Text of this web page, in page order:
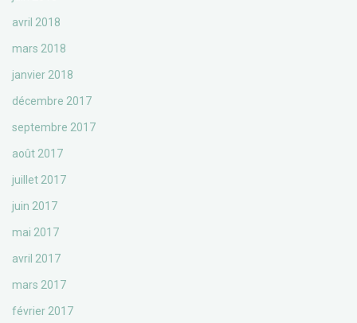
avril 2018
mars 2018
janvier 2018
décembre 2017
septembre 2017
août 2017
juillet 2017
juin 2017
mai 2017
avril 2017
mars 2017
février 2017